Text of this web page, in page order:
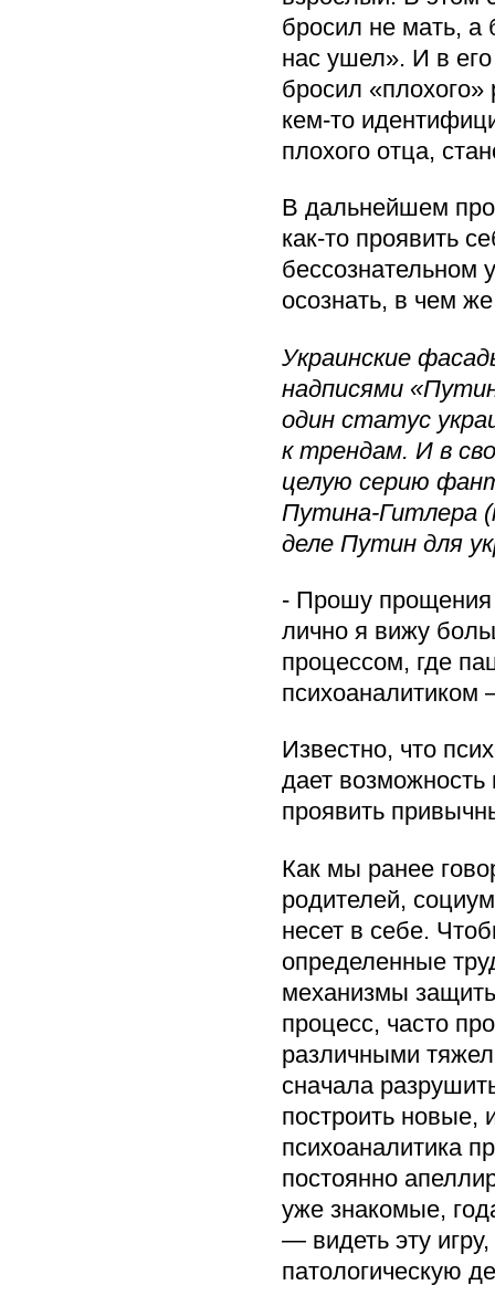
бросил не мать, а
нас ушел». И в
бросил
кем-то
плохого отца,
В дальнейшем
как-то проявить
бессознательном
осознать, в чем
Украинские
надписями
один статус
к трендам. И в
целую серию
Путина-Гитлера
деле Путин для
- Прошу прощения
лично я вижу
процессом, где
Известно, что
дает
проявить
Как мы ранее
родителей,
несет в себе.
определенные
механизмы
процесс, часто
различными
сначала
построить новые,
психоаналитика
постоянно
уже знакомые,
— видеть эту
патологическую